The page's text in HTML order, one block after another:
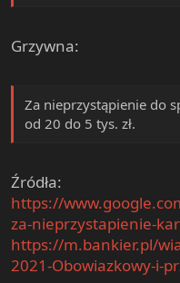
6. wymiar czasu pracy,
3. Poziom
1. samoocena
2. prawne orzeczenie o
niezdolności do pracy,
3. stopień
4. grupy schorzeń
Respondenci, którzy z
jednej z metod
wywiadu
rachmistrza
elektronicznym
Lista miejsc, gdzie
Grzywna:
Za nieprzystąpienie do
od 20 do 5 tys. zł.
Źródła:
https://
za-nieprzystapienie-
https://m.bankier.pl/
2021-Obowiazkowy-i-